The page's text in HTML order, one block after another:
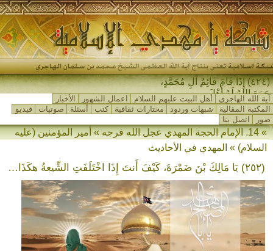
(٤٢٤) إِذَا قَامَ قَائِمُ آلِ مُحَمَّدٍ،
جَمَعَ اللهُ لَهُ أَهْلَ المَ-
آية الله الهاجري أهل البيت عليهم السلام اعمال الشهور
الأخبار
المكتبة المقالية
شبهات وردود مختارات ثقافية كتب أسئلة صوتيات
فيديو
صور
اتصل بنا
» 14. الإمام الحجة المهدي عجل الله فرجه » أمير المؤمنين (عليه
السلام) » المهدي في الأحاديث
(٢٥٢) يَا مَالِكَ بْنَ ضَمْرَةَ، كَيْفَ أَنتَ إِذَا اخْتَلَفَتِ الشِّيعةُ هكَذَا…